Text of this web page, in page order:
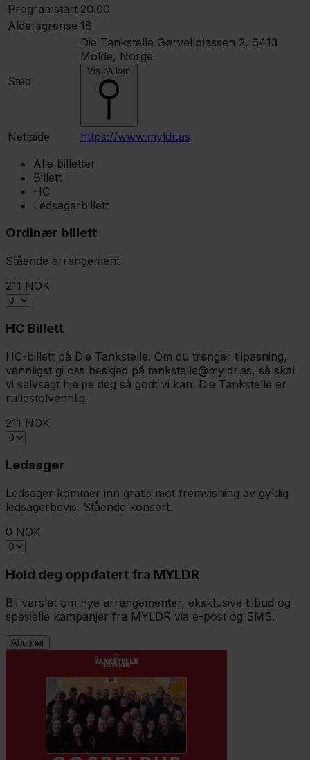
Programstart 20:00
Aldersgrense 18
Sted
Die Tankstelle Gørvellplassen 2, 6413
Molde, Norge
Vis på kart
Nettside
https://www.myldr.as
Alle billetter
Billett
HC
Ledsagerbillett
Ordinær billett
Stående arrangement
211 NOK
HC Billett
HC-billett på Die Tankstelle. Om du trenger tilpasning,
vennligst gi oss beskjed på tankstelle@myldr.as, så skal
vi selvsagt hjelpe deg så godt vi kan. Die Tankstelle er
rullestolvennlig.
211 NOK
Ledsager
Ledsager kommer inn gratis mot fremvisning av gyldig
ledsagerbevis. Stående konsert.
0 NOK
Hold deg oppdatert fra MYLDR
Bli varslet om nye arrangementer, eksklusive tilbud og
spesielle kampanjer fra MYLDR via e-post og SMS.
Abonner